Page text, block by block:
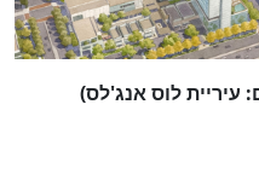
עיריית לוס אנג'לס)